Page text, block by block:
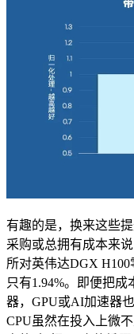
有趣的是，换来这些
采购或总拥有成本来
所对英伟达DGX
只有1.94%。即便把
器，GPU或AI加速器
CPU虽然在投入上微